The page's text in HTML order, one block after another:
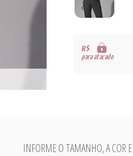
R$
para atacado
INFORME O TAMANHO, A COR